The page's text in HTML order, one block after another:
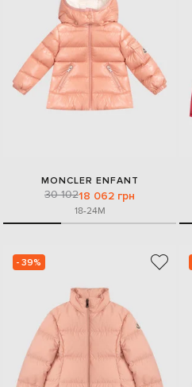
MONCLER ENFANT
30 10218 062 грн
18-24M
- 39%